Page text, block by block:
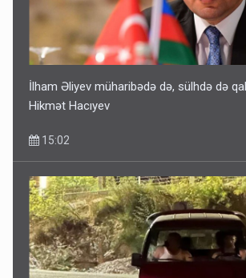
İlham Əliyev müharibədə də, sülhdə də
Hikmət Hacıyev
15:02